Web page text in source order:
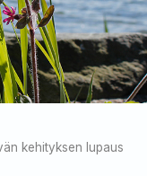
kehityksen lupaus